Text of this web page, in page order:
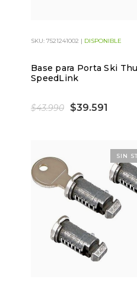
SKU: 7521241002 | DISPONIBLE
Base para Porta Ski
SpeedLink
$43.990 $39.591
SIN